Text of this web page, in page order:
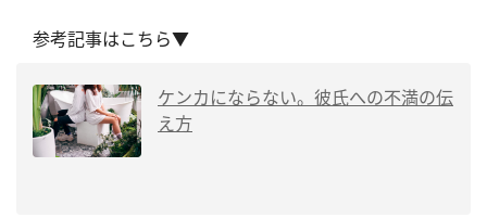
参考記事はこちら▼
ケンカにならない。彼氏への不満の伝
え方